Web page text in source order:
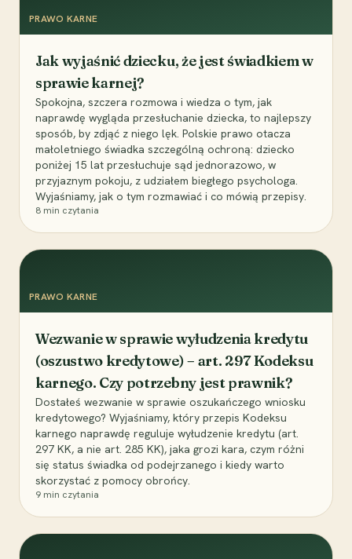
PRAWO KARNE
Jak wyjaśnić dziecku, że jest świadkiem w
sprawie karnej?
Spokojna, szczera rozmowa i wiedza o tym, jak
naprawdę wygląda przesłuchanie dziecka, to najlepszy
sposób, by zdjąć z niego lęk. Polskie prawo otacza
małoletniego świadka szczególną ochroną: dziecko
poniżej 15 lat przesłuchuje sąd jednorazowo, w
przyjaznym pokoju, z udziałem biegłego psychologa.
Wyjaśniamy, jak o tym rozmawiać i co mówią przepisy.
8 min czytania
PRAWO KARNE
Wezwanie w sprawie wyłudzenia kredytu
(oszustwo kredytowe) – art. 297 Kodeksu
karnego. Czy potrzebny jest prawnik?
Dostałeś wezwanie w sprawie oszukańczego wniosku
kredytowego? Wyjaśniamy, który przepis Kodeksu
karnego naprawdę reguluje wyłudzenie kredytu (art.
297 KK, a nie art. 285 KK), jaka grozi kara, czym różni
się status świadka od podejrzanego i kiedy warto
skorzystać z pomocy obrońcy.
9 min czytania